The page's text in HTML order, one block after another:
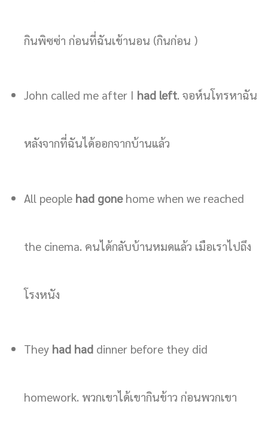
กินพิซซ่า ก่อนที่ฉันเข้านอน (กินก่อน )
John called me after I had left. จอห์นโทรหาฉัน
หลังจากที่ฉันได้ออกจากบ้านแล้ว
All people had gonehome when we reached
the cinema. คนได้กลับบ้านหมดแล้ว เมือเราไปถึง
โรงหนัง
They had haddinner before they did
homework. พวกเขาได้เขากินข้าว ก่อนพวกเขา